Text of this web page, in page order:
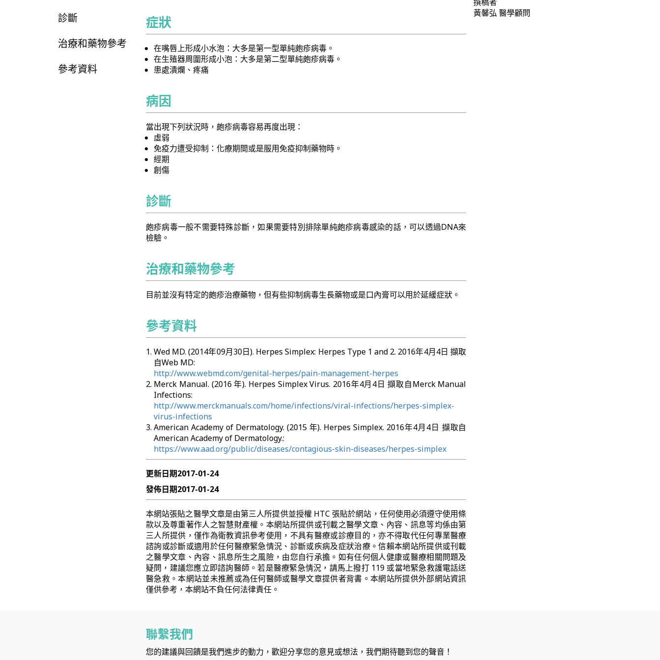
診斷
治療和藥物參考
參考資料
症狀
在嘴唇上形成小水泡：大多是第一型單純皰疹病毒。
在生殖器周圍形成小泡：大多是第二型單純皰疹病毒。
患處潰爛、疼痛
病因
當出現下列狀況時，皰疹病毒容易再度出現：
虛弱
免疫力遭受抑制：化療期間或是服用免疫抑制藥物時。
經期
創傷
診斷
皰疹病毒一般不需要特殊診斷，如果需要特別排除單純皰疹病毒感染的話，可以透過DNA來
檢驗。
治療和藥物參考
目前並沒有特定的皰疹治療藥物，但有些抑制病毒生長藥物或是口內膏可以用於延緩症狀。
參考資料
Wed MD. (2014年09月30日). Herpes Simplex: Herpes Type 1 and 2. 2016年4月4日 擷取
自Web MD:
http://www.webmd.com/genital-herpes/pain-management-herpes
Merck Manual. (2016 年). Herpes Simplex Virus. 2016年4月4日 擷取自Merck Manual
Infections:
http://www.merckmanuals.com/home/infections/viral-infections/herpes-simplex-
virus-infections
American Academy of Dermatology. (2015 年). Herpes Simplex. 2016年4月4日 擷取自
American Academy of Dermatology.:
https://www.aad.org/public/diseases/contagious-skin-diseases/herpes-simplex
更新日期2017-01-24
發佈日期2017-01-24
本網站張貼之醫學文章是由第三人所提供並授權 HTC 張貼於網站，任何使用必須遵守使用條
款以及尊重著作人之智慧財產權。本網站所提供或刊載之醫學文章、內容、訊息等均係由第
三人所提供，僅作為衛教資訊參考使用，不具有醫療或診療目的，亦不得取代任何專業醫療
諮詢或診斷或適用於任何醫療緊急情況、診斷或疾病及症狀治療。信賴本網站所提供或刊載
之醫學文章、內容、訊息所生之風險，由您自行承擔。如有任何個人健康或醫療相關問題及
疑問，建議您應立即諮詢醫師。若是醫療緊急情況，請馬上撥打 119 或當地緊急救護電話送
醫急救。本網站並未推薦或為任何醫師或醫學文章提供者背書。本網站所提供外部網站資訊
僅供參考，本網站不負任何法律責任。
黃馨弘 醫學顧問
聯繫我們
您的建議與回饋是我們進步的動力，歡迎分享您的意見或想法，我們期待聽到您的聲音！